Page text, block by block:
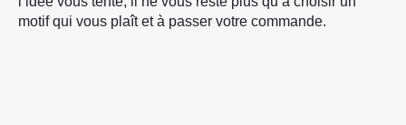
motif qui vous plaît et à passer votre commande.